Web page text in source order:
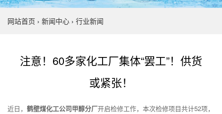
网站首页 › 新闻中心 › 行业新闻
注意！60多家化工厂集体“罢工”！供货
或紧张！
近日， 鹤壁煤化工公司甲醇分厂开启检修工作，本次检修项目共计52项，